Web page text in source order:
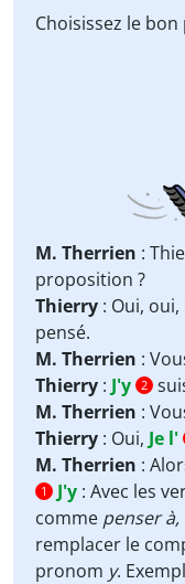
Choisissez le
M. Therrien :
proposition ?
Thierry : Oui,
pensé.
M. Therrien :
Thierry : J'y 2
M. Therrien :
Thierry : Oui, Je l'
M. Therrien :
1 J'y : Avec les
comme penser
remplacer le
pronom y.